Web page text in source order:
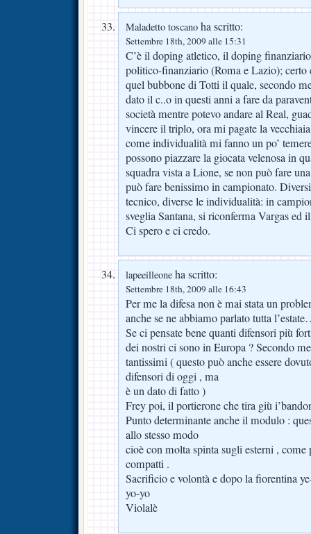
Maladetto toscano ha scritto:
Settembre 18th, 2009 alle 15:31
C’è il doping atletico, il doping
politico-finanziario (Roma e Lazio); certo
quel bubbone di Totti il quale, secondo
dato il c..o in questi anni a fare da
società mentre potevo andare al Real,
vincere il triplo, ora mi pagate la
come individualità mi fanno un po’
possono piazzare la giocata velenosa in
squadra vista a Lione, se non può fare
può fare benissimo in campionato.
tecnico, diverse le individualità: in
sveglia Santana, si riconferma Vargas ed
Ci spero e ci credo.
lapeeilleone ha scritto:
Settembre 18th, 2009 alle 16:43
Per me la difesa non è mai stata un
anche se ne abbiamo parlato tutta
Se ci pensate bene quanti difensori più
dei nostri ci sono in Europa ? Secondo
tantissimi ( questo può anche essere
difensori di oggi , ma
è un dato di fatto )
Frey poi, il portierone che tira giù
Punto determinante anche il modulo :
allo stesso modo
cioè con molta spinta sugli esterni ,
compatti .
Sacrificio e volontà e dopo la fiorentina
yo-yo
Violalè